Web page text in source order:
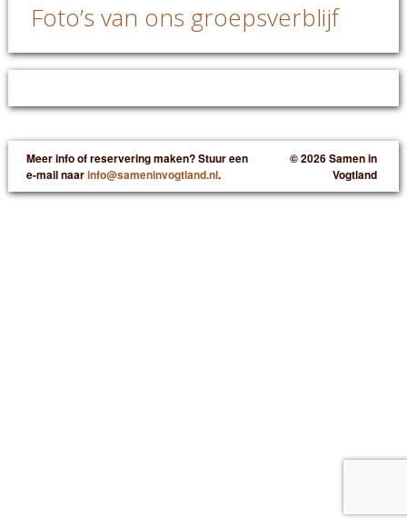
Foto’s van ons groepsverblijf
Meer info of reservering maken? Stuur een
e-mail naarinfo@sameninvogtland.nl.
© 2026 Samen in
Vogtland